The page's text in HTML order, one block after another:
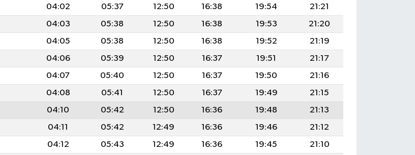
04:02 05:37 12:50 16:38 19:54
21:21
04:03 05:38 12:50 16:38 19:53
21:20
04:05 05:38 12:50 16:38 19:52
21:19
04:06 05:39 12:50 16:37 19:51
21:17
04:07 05:40 12:50 16:37 19:50
21:16
04:08 05:41 12:50 16:37 19:49
21:15
04:10 05:42 12:50 16:36 19:48
21:13
04:11 05:42 12:49 16:36 19:46
21:12
04:12 05:43 12:49 16:36 19:45
21:10